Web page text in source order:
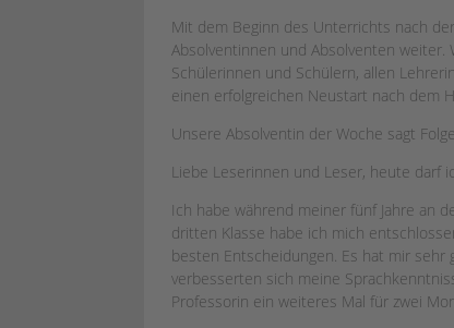
Mit dem Beginn des Unterrichts nach
Absolventinnen und Absolventen
Schülerinnen und Schülern, allen
einen erfolgreichen Neustart nach dem
Unsere Absolventin der Woche sagt
Liebe Leserinnen und Leser, heute darf
Ich habe während meiner fünf Jahre an
dritten Klasse habe ich mich
besten Entscheidungen. Es hat mir sehr
verbesserten sich meine
Professorin ein weiteres Mal für zwei